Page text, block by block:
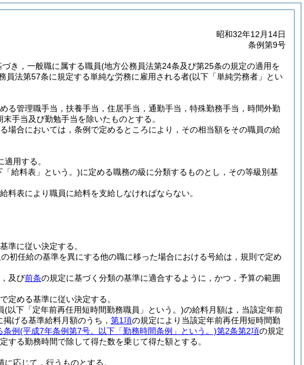
昭和32年12月14日
条例第9号
き，一般職に属する職員(地方公務員法第24条及び第25条の規定の適用を
員法第57条に規定する単純な労務に雇用される者(以下「単純労務者」とい
管理職手当，扶養手当，住居手当，通勤手当，特殊勤務手当，時間外勤
手当及び勤勉手当を除いたものとする。
場合においては，条例で定めるところにより，その相当額をその職員の給
用する。
「給料表」という。)に定める職務の級に分類するものとし，その等級別基
料表により職員に給料を支給しなければならない。
準に従い決定する。
初任給の基準を異にする他の職に移った場合における号給は，規則で定め
及び前条の規定に基づく分類の基準に適合するように，かつ，予算の範囲
定める基準に従い決定する。
(以下「定年前再任用短時間勤務職員」という。)の給料月額は，当該定年前
げる基準給料月額のうち， 第1項の規定により当該定年前再任用短時間勤
条例(平成7年条例第7号。以下「勤務時間条例」という。)第2条第2項の規定
する勤務時間で除して得た数を乗じて得た額とする。
応じて，行うものとする。